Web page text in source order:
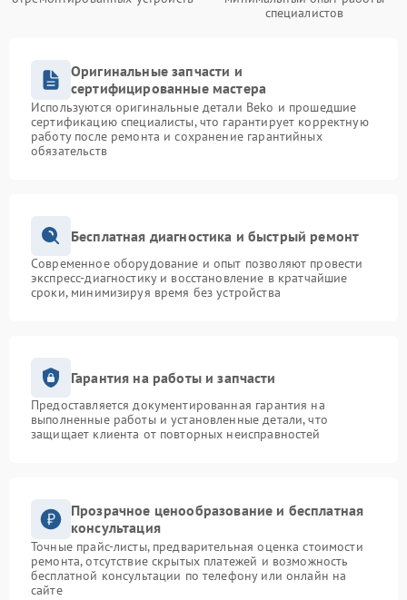
специалистов
Оригинальные запчасти и
сертифицированные мастера
Используются оригинальные детали Beko и прошедшие
сертификацию специалисты, что гарантирует корректную
работу после ремонта и сохранение гарантийных
обязательств
Бесплатная диагностика и быстрый ремонт
Современное оборудование и опыт позволяют провести
экспресс-диагностику и восстановление в кратчайшие
сроки, минимизируя время без устройства
Гарантия на работы и запчасти
Предоставляется документированная гарантия на
выполненные работы и установленные детали, что
защищает клиента от повторных неисправностей
Прозрачное ценообразование и бесплатная
консультация
Точные прайс-листы, предварительная оценка стоимости
ремонта, отсутствие скрытых платежей и возможность
бесплатной консультации по телефону или онлайн на
сайте